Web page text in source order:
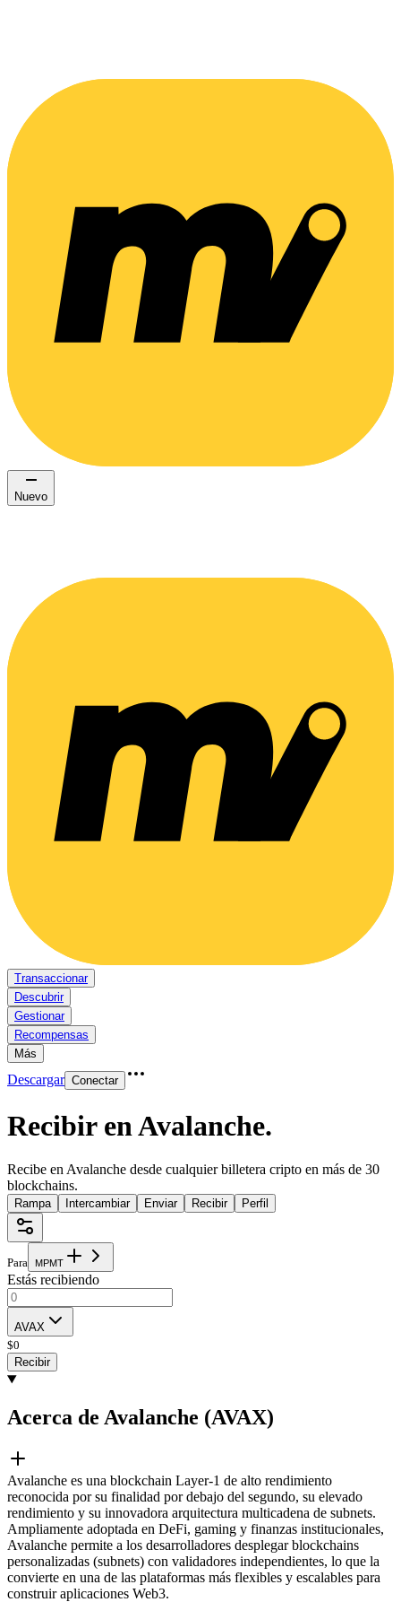
Nuevo
Transaccionar
Descubrir
Gestionar
Recompensas
Más
Descargar Conectar
Recibir en Avalanche.
Recibe en Avalanche desde cualquier billetera cripto en más de 30
blockchains.
Rampa Intercambiar Enviar Recibir Perfil
Para MPMT
Estás recibiendo
AVAX
$0
Recibir
Acerca de Avalanche (AVAX)
Avalanche es una blockchain Layer-1 de alto rendimiento
reconocida por su finalidad por debajo del segundo, su elevado
rendimiento y su innovadora arquitectura multicadena de subnets.
Ampliamente adoptada en DeFi, gaming y finanzas institucionales,
Avalanche permite a los desarrolladores desplegar blockchains
personalizadas (subnets) con validadores independientes, lo que la
convierte en una de las plataformas más flexibles y escalables para
construir aplicaciones Web3.